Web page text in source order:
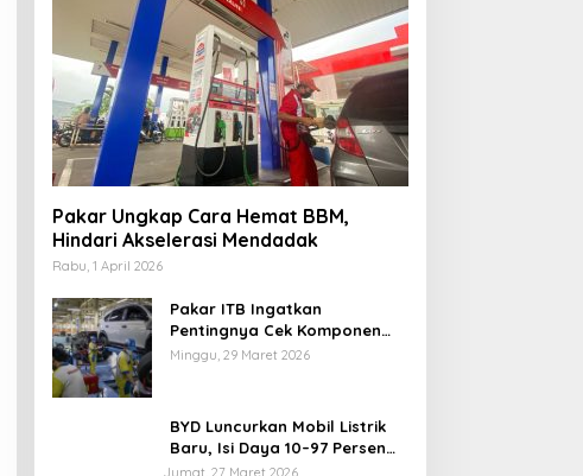
Pakar Ungkap Cara Hemat BBM,
Hindari Akselerasi Mendadak
Rabu, 1 April 2026
Pakar ITB Ingatkan
Pentingnya Cek Komponen
Kendaraan Usai Mudik
Minggu, 29 Maret 2026
BYD Luncurkan Mobil Listrik
Baru, Isi Daya 10–97 Persen
Hanya 9 Menit
Jumat, 27 Maret 2026